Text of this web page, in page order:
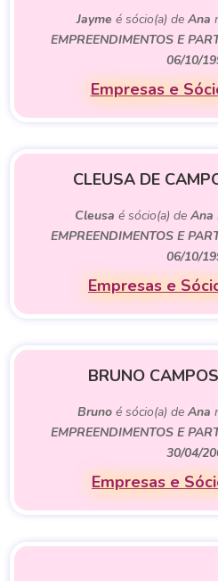
Jayme é sócio(a) de Ana
EMPREENDIMENTOS E
06/10/
Empresas e
CLEUSA DE
Cleusa é sócio(a) de Ana
EMPREENDIMENTOS E
06/10/
Empresas e
BRUNO
Brunoé sócio(a) de Ana
EMPREENDIMENTOS E
30/04/
Empresas e